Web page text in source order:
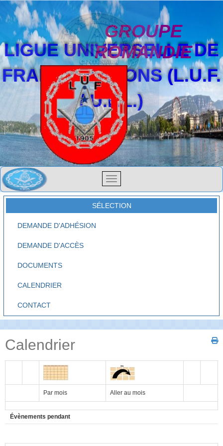
LIGUE UNIVERSELLE DE
FRANCS-MAÇONS (L.U.F.
/ U.F.L.)
GROUPE
ROMANDIE
SÉLECTION
DEMANDE D'ADHÉSION
DEMANDE D'ACCÈS
DOCUMENTS
CALENDRIER
CONTACT
Calendrier
Par mois Aller au mois
Évènements pendant